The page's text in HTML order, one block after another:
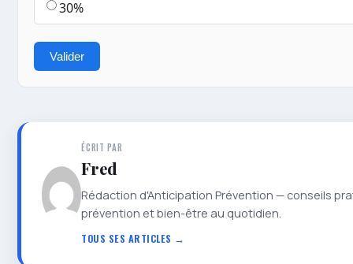
30%
Valider
ÉCRIT PAR
Fred
Rédaction d'Anticipation Prévention — conseils
prévention et bien-être au quotidien.
TOUS SES ARTICLES →